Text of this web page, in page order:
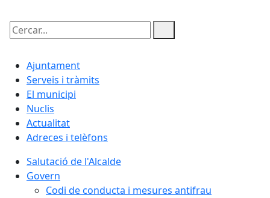
Cercar:
Ajuntament
Serveis i tràmits
El municipi
Nuclis
Actualitat
Adreces i telèfons
Salutació de l'Alcalde
Govern
Codi de conducta i mesures antifrau